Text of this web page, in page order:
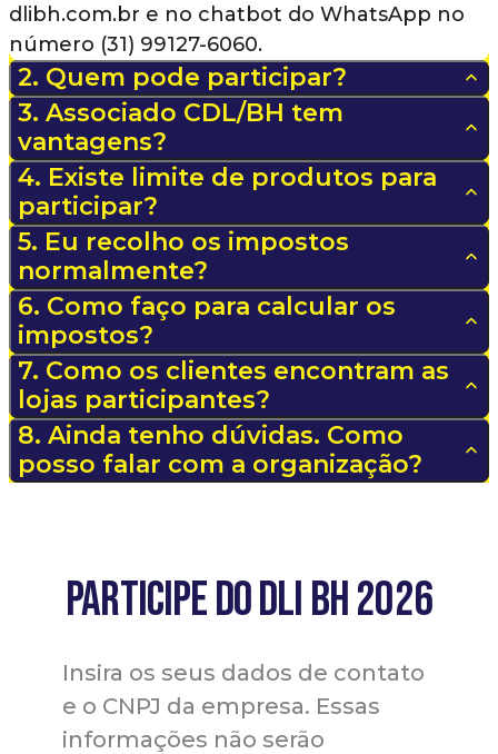
dlibh.com.br e no chatbot do WhatsApp no
número (31) 99127-6060.
2. Quem pode participar?
3. Associado CDL/BH tem
vantagens?
4. Existe limite de produtos para
participar?
5. Eu recolho os impostos
normalmente?
6. Como faço para calcular os
impostos?
7. Como os clientes encontram as
lojas participantes?
8. Ainda tenho dúvidas. Como
posso falar com a organização?
PARTICIPE DO DLI BH 2026
Insira os seus dados de contato
e o CNPJ da empresa. Essas
informações não serão